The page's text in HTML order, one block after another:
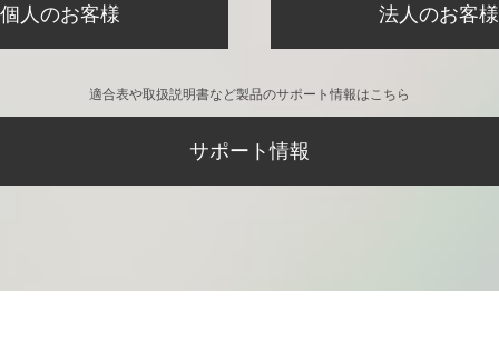
個人のお客様 法人のお客様
適合表や取扱説明書など製品のサポート情報はこちら
サポート情報